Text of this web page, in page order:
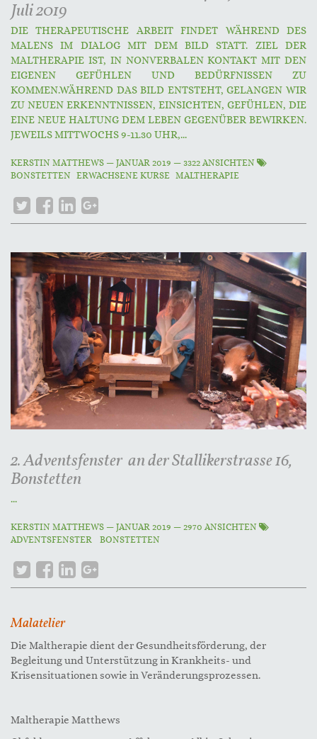
Juli 2019
DIE THERAPEUTISCHE ARBEIT FINDET WÄHREND DES
MALENS IM DIALOG MIT DEM BILD STATT. ZIEL DER
MALTHERAPIE IST, IN NONVERBALEN KONTAKT MIT DEN
EIGENEN GEFÜHLEN UND BEDÜRFNISSEN ZU
KOMMEN.WÄHREND DAS BILD ENTSTEHT, GELANGEN WIR
ZU NEUEN ERKENNTNISSEN, EINSICHTEN, GEFÜHLEN, DIE
EINE NEUE HALTUNG DEM LEBEN GEGENÜBER BEWIRKEN.
JEWEILS MITTWOCHS 9-11.30 UHR,...
KERSTIN MATTHEWS — JANUAR 2019 — 3322 ANSICHTEN
BONSTETTEN ERWACHSENE KURSE MALTHERAPIE
2. Adventsfenster an der Stallikerstrasse 16,
Bonstetten
...
KERSTIN MATTHEWS — JANUAR 2019 — 2970 ANSICHTEN
ADVENTSFENSTER
BONSTETTEN
Malatelier
Die Maltherapie dient der Gesundheitsförderung, der
Begleitung und Unterstützung in Krankheits- und
Krisensituationen sowie in Veränderungsprozessen.
Maltherapie Matthews